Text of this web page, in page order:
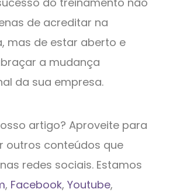
de acreditar na
mas de estar aberto e
a mudança
da sua empresa.
artigo? Aproveite para
outros conteúdos que
redes sociais. Estamos
, Facebook, Youtube,